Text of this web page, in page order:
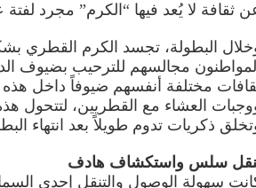
ثقافة لا يُعد فيها “الكرم” مجرد
البطولة، تجسد الكرم القطري
المواطنون مجالسهم للترحيب بضيوف
مختلفة أنفسهم ضيوفاً داخل هذه
العشاء مع القطريين، لتتحول
ذكريات تدوم طويلاً بعد انتهاء
سلس واستكشاف هادف